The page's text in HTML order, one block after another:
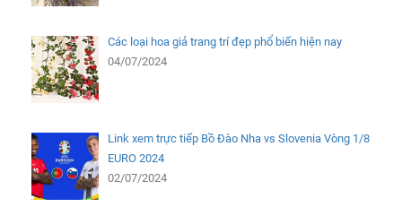
Các loại hoa giả trang trí đẹp phổ biến hiện nay
04/07/2024
Link xem trực tiếp Bồ Đào Nha vs Slovenia Vòng 1/8
EURO 2024
02/07/2024